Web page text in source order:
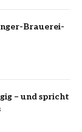
Brauerei-
– und spricht